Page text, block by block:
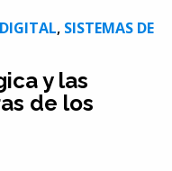
, SISTEMAS DE
y las
de los